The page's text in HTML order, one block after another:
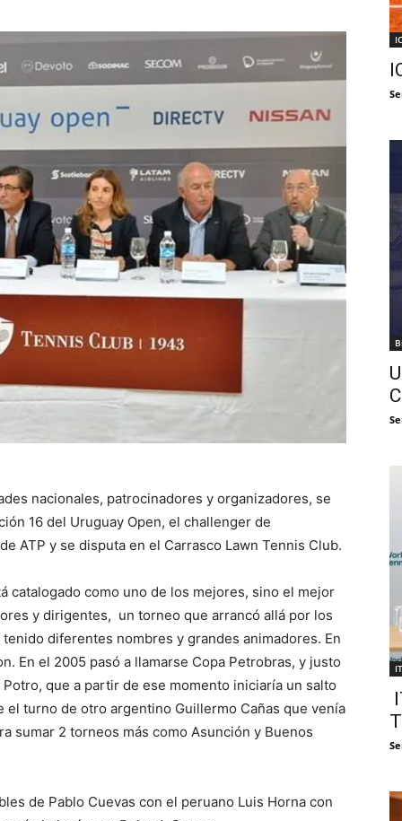
nacionales, patrocinadores y organizadores, se
16 del Uruguay Open, el challenger de
ATP y se disputa en el Carrasco Lawn Tennis Club.
catalogado como uno de los mejores, sino el mejor
y dirigentes, un torneo que arrancó allá por los
diferentes nombres y grandes animadores. En
En el 2005 pasó a llamarse Copa Petrobras, y justo
que a partir de ese momento iniciaría un salto
turno de otro argentino Guillermo Cañas que venía
sumar 2 torneos más como Asunción y Buenos
de Pablo Cuevas con el peruano Luis Horna con